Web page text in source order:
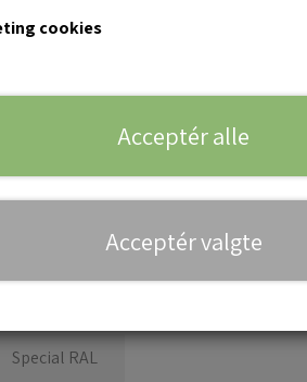
3 NCS S7005-Y50R
103 NCS S6030-Y60R
NCS S4040-Y70R
Special RAL
cookies
Acceptér alle
Acceptér valgte